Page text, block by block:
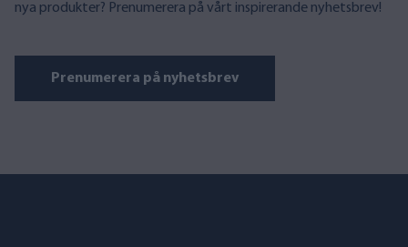
nya produkter? Prenumerera på vårt inspirerande nyhetsbrev!
Prenumerera på nyhetsbrev